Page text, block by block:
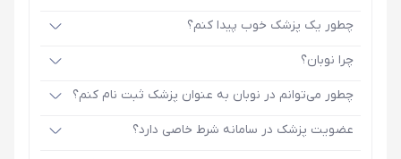
چطور یک پزشک خوب پیدا کنم؟
چرا نوبان؟
چطور می‌توانم در نوبان به عنوان پزشک ثبت نام کنم؟
عضویت پزشک در سامانه شرط خاصی دارد؟